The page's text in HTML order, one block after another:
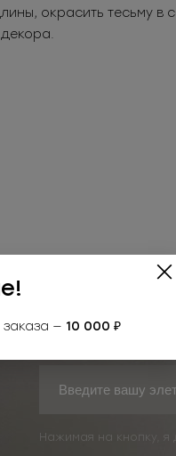
окрасить тесьму в
Нажимая на кнопку, я
— 10 000 ₽